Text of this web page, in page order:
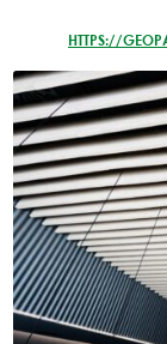
AUTOMOTIVE
TIENDA
NOTICIAS
CONTACTO
HTTPS://